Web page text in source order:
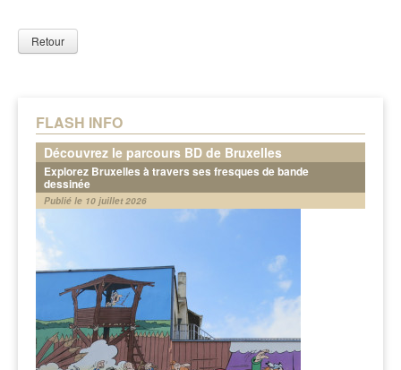
FLASH INFO
Découvrez le parcours BD de Bruxelles
Explorez Bruxelles à travers ses fresques de bande
dessinée
Publié le 10 juillet 2026
Retour